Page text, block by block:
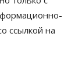
ссылкой на